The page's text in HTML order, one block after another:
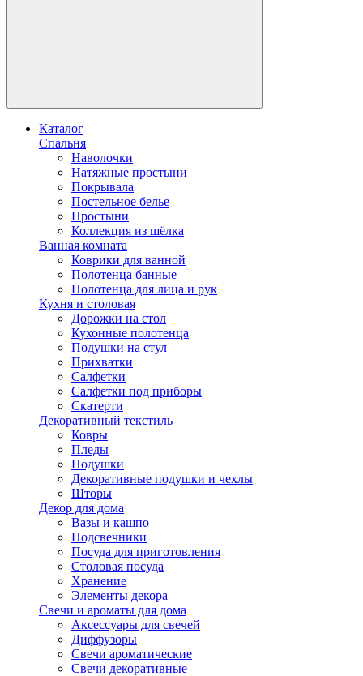
Каталог
Спальня
Наволочки
Натяжные простыни
Покрывала
Постельное белье
Простыни
Коллекция из шёлка
Ванная комната
Коврики для ванной
Полотенца банные
Полотенца для лица и рук
Кухня и столовая
Дорожки на стол
Кухонные полотенца
Подушки на стул
Прихватки
Салфетки
Салфетки под приборы
Скатерти
Декоративный текстиль
Ковры
Пледы
Подушки
Декоративные подушки и чехлы
Шторы
Декор для дома
Вазы и кашпо
Подсвечники
Посуда для приготовления
Столовая посуда
Хранение
Элементы декора
Свечи и ароматы для дома
Аксессуары для свечей
Диффузоры
Свечи ароматические
Свечи декоративные